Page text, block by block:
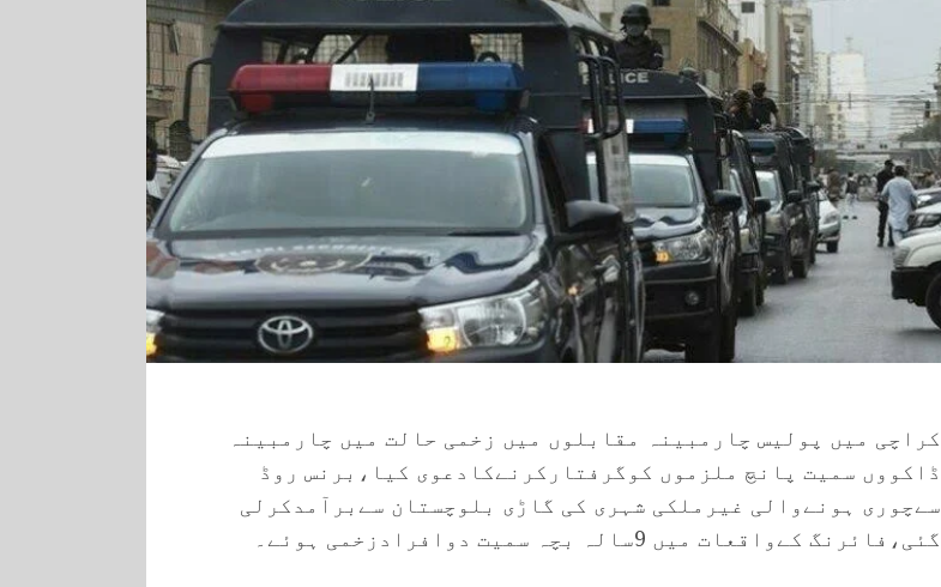
کراچی میں پولیس چارمبینہ مقابلوں میں زخمی حالت میں چارمبینہ
ڈاکووں سمیت پانچ ملزموں کوگرفتارکرنےکادعوی کیا،برنس روڈ
سےچوری ہونےوالی غیرملکی شہری کی گاڑی بلوچستان سےبرآمدکرلی
گئی،فائرنگ کےواقعات میں 9سالہ بچہ سمیت دوافرادزخمی ہوئے۔